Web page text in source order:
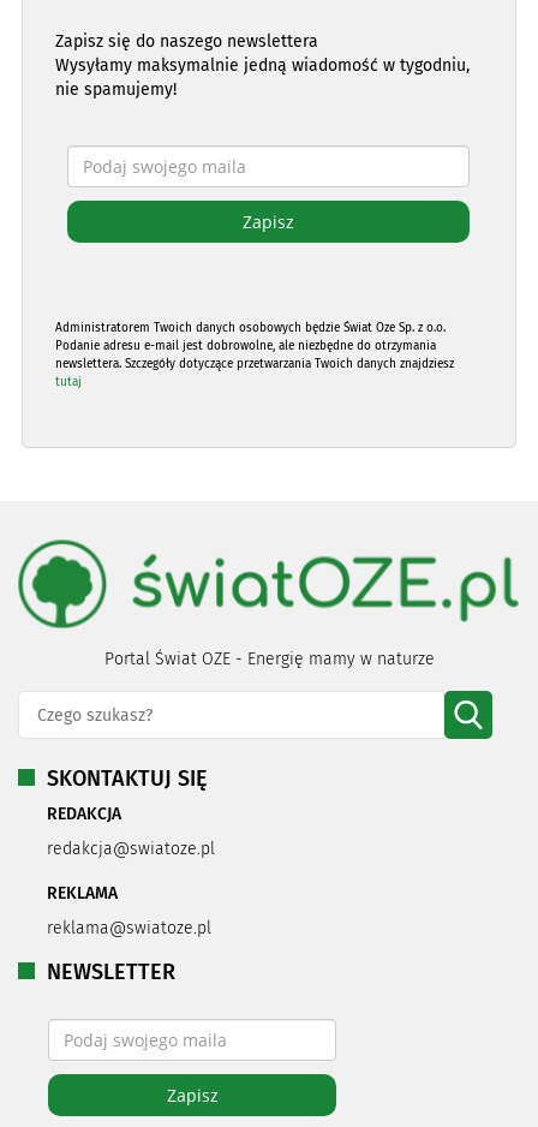
Zapisz się do naszego newslettera
Wysyłamy maksymalnie jedną wiadomość w tygodniu,
nie spamujemy!
Administratorem Twoich danych osobowych będzie Świat Oze Sp. z o.o.
Podanie adresu e-mail jest dobrowolne, ale niezbędne do otrzymania
newslettera. Szczegóły dotyczące przetwarzania Twoich danych znajdziesz
tutaj
Portal Świat OZE - Energię mamy w naturze
SKONTAKTUJ SIĘ
REDAKCJA
redakcja@swiatoze.pl
REKLAMA
reklama@swiatoze.pl
NEWSLETTER